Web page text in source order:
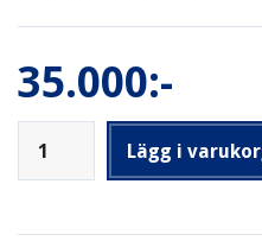
35.000:-
Lägg i